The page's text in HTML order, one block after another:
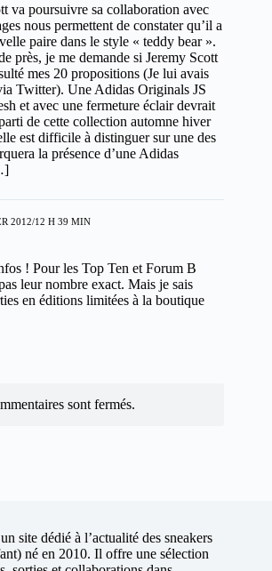
va poursuivre sa collaboration avec
nous permettent de constater qu’il a
paire dans le style « teddy bear ».
près, je me demande si Jeremy Scott
mes 20 propositions (Je lui avais
Twitter). Une Adidas Originals JS
et avec une fermeture éclair devrait
de cette collection automne hiver
est difficile à distinguer sur une des
la présence d’une Adidas
2012/12 H 39 MIN
! Pour les Top Ten et Forum B
leur nombre exact. Mais je sais
en éditions limitées à la boutique
sont fermés.
site dédié à l’actualité des sneakers
né en 2010. Il offre une sélection